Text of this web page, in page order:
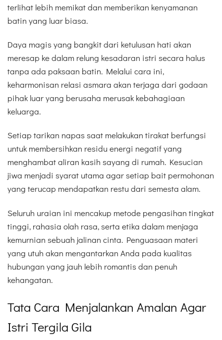
terlihat lebih memikat dan memberikan kenyamanan
batin yang luar biasa.
Daya magis yang bangkit dari ketulusan hati akan
meresap ke dalam relung kesadaran istri secara halus
tanpa ada paksaan batin. Melalui cara ini,
keharmonisan relasi asmara akan terjaga dari godaan
pihak luar yang berusaha merusak kebahagiaan
keluarga.
Setiap tarikan napas saat melakukan tirakat berfungsi
untuk membersihkan residu energi negatif yang
menghambat aliran kasih sayang di rumah. Kesucian
jiwa menjadi syarat utama agar setiap bait permohonan
yang terucap mendapatkan restu dari semesta alam.
Seluruh uraian ini mencakup metode pengasihan tingkat
tinggi, rahasia olah rasa, serta etika dalam menjaga
kemurnian sebuah jalinan cinta. Penguasaan materi
yang utuh akan mengantarkan Anda pada kualitas
hubungan yang jauh lebih romantis dan penuh
kehangatan.
Tata Cara Menjalankan Amalan Agar
Istri Tergila Gila